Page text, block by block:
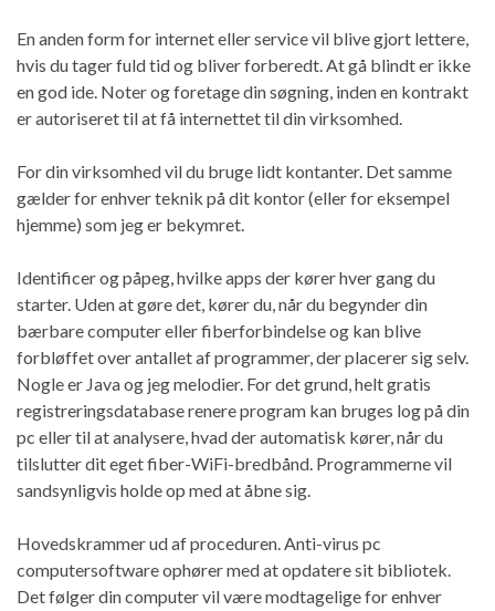
En anden form for internet eller service vil blive gjort lettere,
hvis du tager fuld tid og bliver forberedt. At gå blindt er ikke
en god ide. Noter og foretage din søgning, inden en kontrakt
er autoriseret til at få internettet til din virksomhed.
For din virksomhed vil du bruge lidt kontanter. Det samme
gælder for enhver teknik på dit kontor (eller for eksempel
hjemme) som jeg er bekymret.
Identificer og påpeg, hvilke apps der kører hver gang du
starter. Uden at gøre det, kører du, når du begynder din
bærbare computer eller fiberforbindelse og kan blive
forbløffet over antallet af programmer, der placerer sig selv.
Nogle er Java og jeg melodier. For det grund, helt gratis
registreringsdatabase renere program kan bruges log på din
pc eller til at analysere, hvad der automatisk kører, når du
tilslutter dit eget fiber-WiFi-bredbånd. Programmerne vil
sandsynligvis holde op med at åbne sig.
Hovedskrammer ud af proceduren. Anti-virus pc
computersoftware ophører med at opdatere sit bibliotek.
Det følger din computer vil være modtagelige for enhver